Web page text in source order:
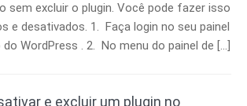
sem excluir o plugin. Você pode fazer isso
e desativados. 1. Faça login no seu painel
WordPress . 2. No menu do painel de […]
e excluir um plugin no